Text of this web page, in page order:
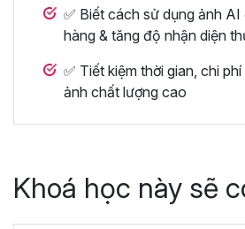
✅ Biết cách sử dụng ảnh
hàng & tăng độ nhận diện
✅ Tiết kiệm thời gian, chi
ảnh chất lượng cao
Khoá học này sẽ